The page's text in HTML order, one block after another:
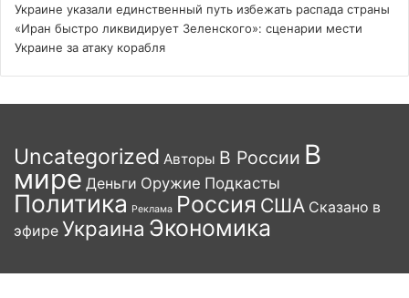
Украине указали единственный путь избежать распада страны
«Иран быстро ликвидирует Зеленского»: сценарии мести
Украине за атаку корабля
Uncategorized Авторы В России В
мире Деньги Оружие Подкасты
Политика Реклама Россия США Сказано в
эфире Украина Экономика